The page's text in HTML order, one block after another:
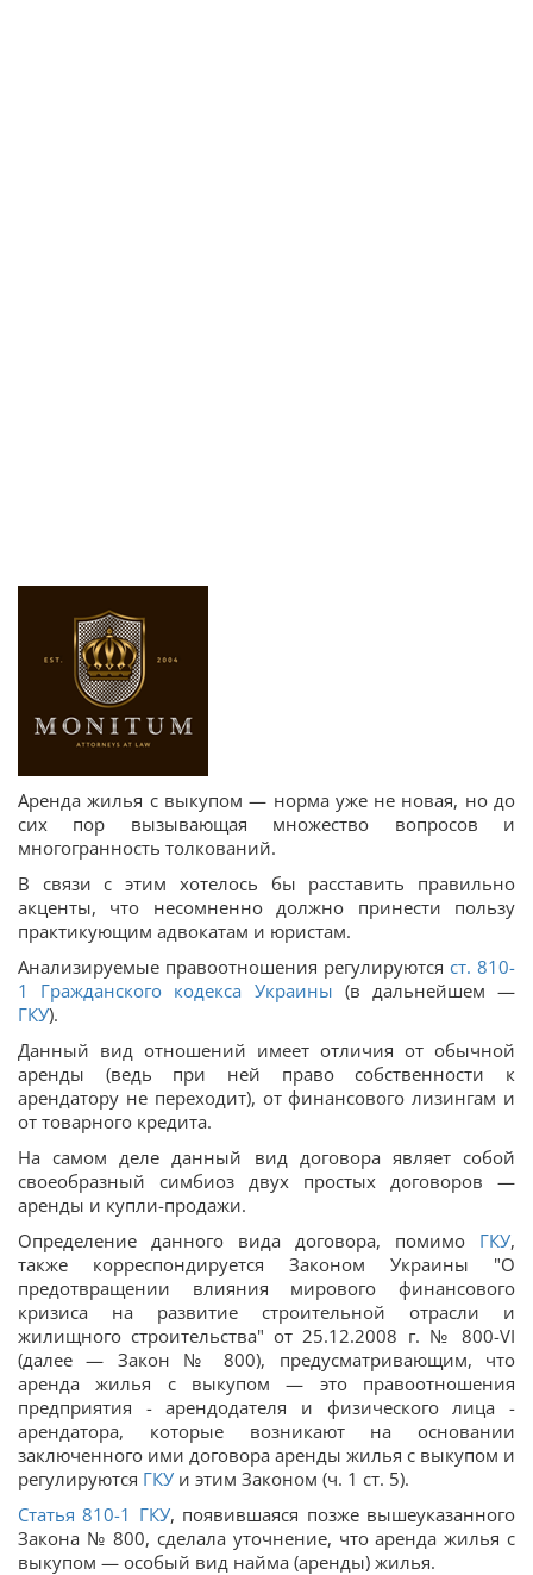
Аренда жилья с выкупом — норма уже не новая, но до
сих пор вызывающая множество вопросов и
многогранность толкований.
В связи с этим хотелось бы расставить правильно
акценты, что несомненно должно принести пользу
практикующим адвокатам и юристам.
Анализируемые правоотношения регулируются ст. 810-
1 Гражданского кодекса Украины (в дальнейшем —
ГКУ).
Данный вид отношений имеет отличия от обычной
аренды (ведь при ней право собственности к
арендатору не переходит), от финансового лизингам и
от товарного кредита.
На самом деле данный вид договора являет собой
своеобразный симбиоз двух простых договоров —
аренды и купли-продажи.
Определение данного вида договора, помимо ГКУ,
также корреспондируется Законом Украины "О
предотвращении влияния мирового финансового
кризиса на развитие строительной отрасли и
жилищного строительства" от 25.12.2008 г. № 800-VI
(далее — Закон № 800), предусматривающим, что
аренда жилья с выкупом — это правоотношения
предприятия - арендодателя и физического лица -
арендатора, которые возникают на основании
заключенного ими договора аренды жилья с выкупом и
регулируются ГКУ и этим Законом (ч. 1 ст. 5).
Статья 810-1 ГКУ, появившаяся позже вышеуказанного
Закона № 800, сделала уточнение, что аренда жилья с
выкупом — особый вид найма (аренды) жилья.